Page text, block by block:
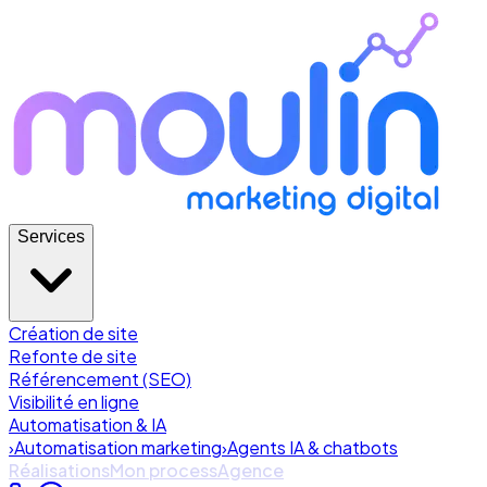
Services
Création de site
Refonte de site
Référencement (SEO)
Visibilité en ligne
Automatisation & IA
›Automatisation marketing›Agents IA & chatbots
RéalisationsMon processAgence